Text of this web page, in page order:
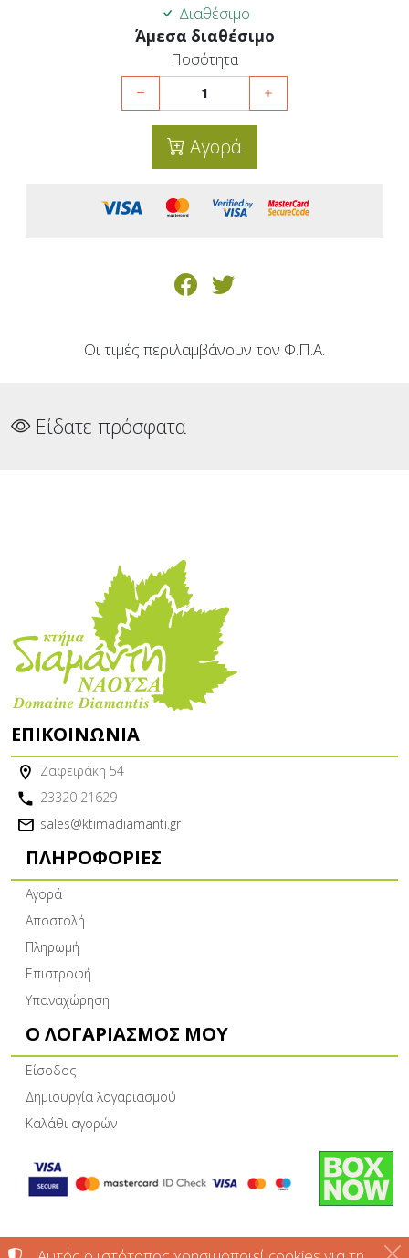
Διαθέσιμο
Άμεσα διαθέσιμο
Ποσότητα
Αγορά
Οι τιμές περιλαμβάνουν τον Φ.Π.Α.
Είδατε πρόσφατα
ΕΠΙΚΟΙΝΩΝΊΑ
Ζαφειράκη 54
23320 21629
sales@ktimadiamanti.gr
ΠΛΗΡΟΦΟΡΊΕΣ
Αγορά
Αποστολή
Πληρωμή
Επιστροφή
Υπαναχώρηση
Ο ΛΟΓΑΡΙΑΣΜΌΣ ΜΟΥ
Είσοδος
Δημιουργία λογαριασμού
Καλάθι αγορών
©